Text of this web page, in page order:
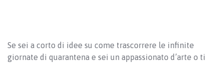
Se sei a corto di idee su come trascorrere le infinite
giornate di quarantena e sei un appassionato d’arte o ti